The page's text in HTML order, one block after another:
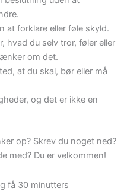
at forklare eller føle skyld.
hvad du selv tror, føler eller
om det.
at du skal, bør eller må
og det er ikke en
op? Skrev du noget ned?
med? Du er velkommen!
få 30 minutters